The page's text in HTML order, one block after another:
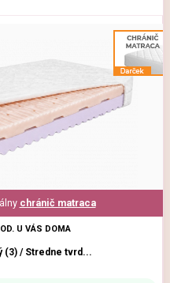
chránič matraca
U VÁS DOMA
(3) / Stredne tvrd...